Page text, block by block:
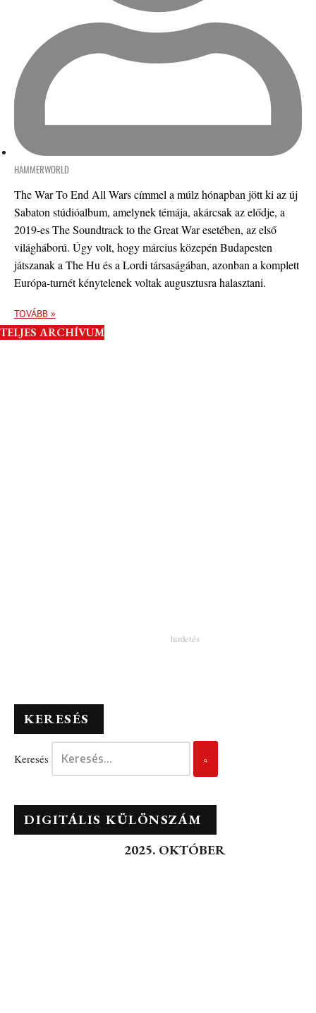
HAMMERWORLD
The War To End All Wars címmel a múlz hónapban jött ki az új
Sabaton stúdióalbum, amelynek témája, akárcsak az elődje, a
2019-es The Soundtrack to the Great War esetében, az első
világháború. Úgy volt, hogy március közepén Budapesten
játszanak a The Hu és a Lordi társaságában, azonban a komplett
Európa-turnét kénytelenek voltak augusztusra halasztani.
TOVÁBB »
TELJES ARCHÍVUM
KERESÉS
Keresés
DIGITÁLIS KÜLÖNSZÁM
2025. OKTÓBER